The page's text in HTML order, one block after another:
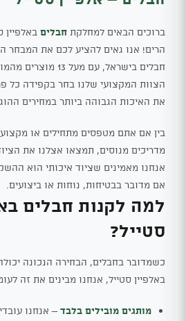
ברוכים הבאים למחלקת חבלים באלפיין
הרים! אנו גאים להציע לכם את המבחר
חבלים בישראל, עם
הצוות המקצועי שלנו בחר בקפידה כל
את האיכות הגבוהה ביותר במחירים
בין אם אתם מטפסים מתחילים או
מדריכים מנוסים, תמצאו אצלנו את
אנחנו מאמינים שציוד איכותי הוא
אם מדובר בבטיחות, נוחות או ביצועים.
למה לקנות חבלים
סטייל?
כשמדובר בחבלים, הבחירה הנכונה
באלפיין סטייל, אנחנו מבינים את זה
מותגים מובילים בלבד– אנחנו